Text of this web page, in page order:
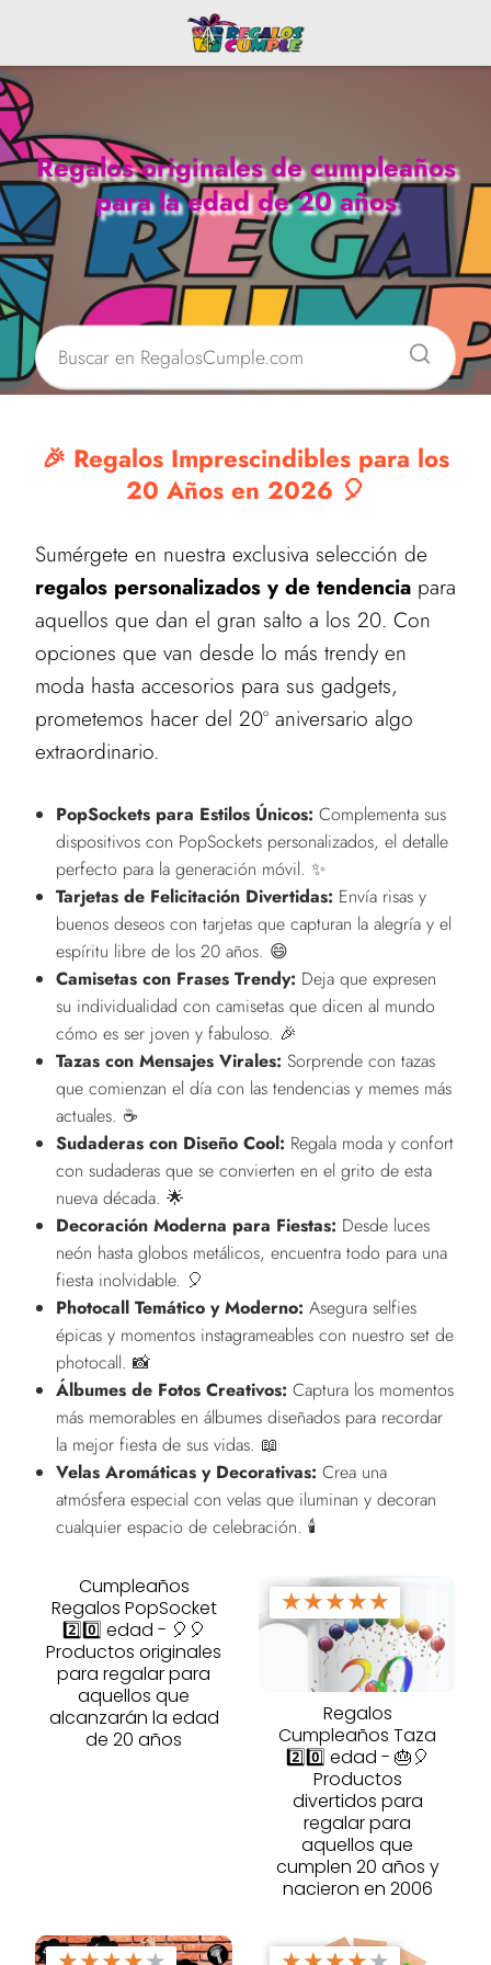
Regalos originales de cumpleaños
para la edad de 20 años
🎉 Regalos Imprescindibles para los
20 Años en 2026 🎈
Sumérgete en nuestra exclusiva selección de
regalos personalizados y de tendencia para
aquellos que dan el gran salto a los 20. Con
opciones que van desde lo más trendy en
moda hasta accesorios para sus gadgets,
prometemos hacer del 20º aniversario algo
extraordinario.
PopSockets para Estilos Únicos: Complementa sus
dispositivos con PopSockets personalizados, el detalle
perfecto para la generación móvil. ✨
Tarjetas de Felicitación Divertidas: Envía risas y
buenos deseos con tarjetas que capturan la alegría y el
espíritu libre de los 20 años. 😄
Camisetas con Frases Trendy: Deja que expresen
su individualidad con camisetas que dicen al mundo
cómo es ser joven y fabuloso. 🎉
Tazas con Mensajes Virales: Sorprende con tazas
que comienzan el día con las tendencias y memes más
actuales. ☕
Sudaderas con Diseño Cool: Regala moda y confort
con sudaderas que se convierten en el grito de esta
nueva década. 🌟
Decoración Moderna para Fiestas: Desde luces
neón hasta globos metálicos, encuentra todo para una
fiesta inolvidable. 🎈
Photocall Temático y Moderno: Asegura selfies
épicas y momentos instagrameables con nuestro set de
photocall. 📸
Álbumes de Fotos Creativos: Captura los momentos
más memorables en álbumes diseñados para recordar
la mejor fiesta de sus vidas. 📖
Velas Aromáticas y Decorativas: Crea una
atmósfera especial con velas que iluminan y decoran
cualquier espacio de celebración. 🕯️
Cumpleaños
Regalos PopSocket
2️⃣0️⃣ edad - 🎈🎈
Productos originales
para regalar para
aquellos que
alcanzarán la edad
de 20 años
★★★★★
Regalos
Cumpleaños Taza
2️⃣0️⃣ edad - 🎂🎈
Productos
divertidos para
regalar para
aquellos que
cumplen 20 años y
nacieron en 2006